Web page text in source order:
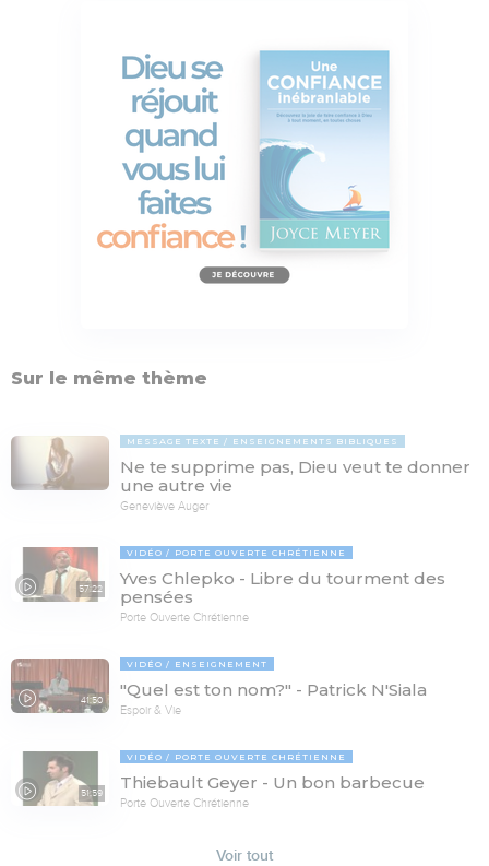
Sur le même thème
MESSAGE TEXTE ENSEIGNEMENTS BIBLIQUES
Ne te supprime pas, Dieu veut te donner
une autre vie
Geneviève Auger
57:22
VIDÉO PORTE OUVERTE CHRÉTIENNE
Yves Chlepko - Libre du tourment des
pensées
Porte Ouverte Chrétienne
41:50
VIDÉO ENSEIGNEMENT
"Quel est ton nom?" - Patrick N'Siala
Espoir & Vie
51:59
VIDÉO PORTE OUVERTE CHRÉTIENNE
Thiebault Geyer - Un bon barbecue
Porte Ouverte Chrétienne
Voir tout